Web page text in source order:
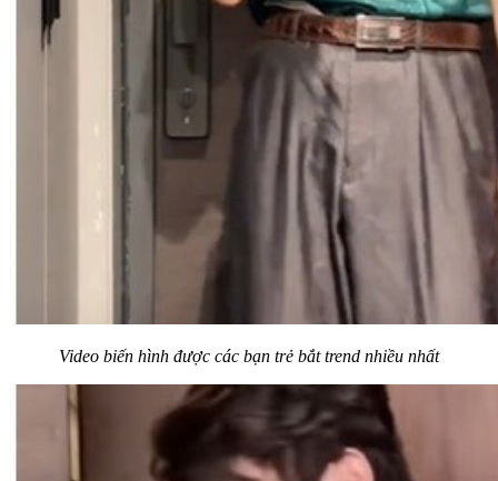
Video biến hình được các bạn trẻ bắt trend nhiều nhất